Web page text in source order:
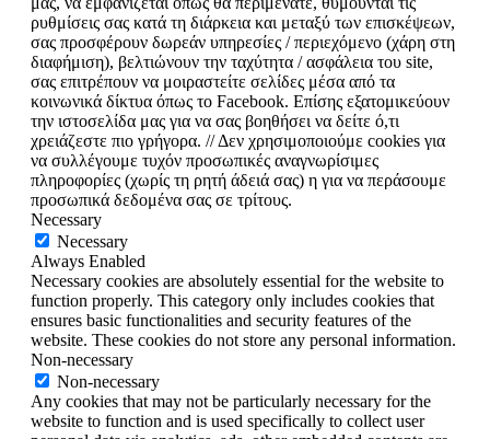
ρυθμίσεις σας κατά τη διάρκεια και μεταξύ των επισκέψεων,
σας προσφέρουν δωρεάν υπηρεσίες / περιεχόμενο (χάρη στη
διαφήμιση), βελτιώνουν την ταχύτητα / ασφάλεια του site,
σας επιτρέπουν να μοιραστείτε σελίδες μέσα από τα
κοινωνικά δίκτυα όπως το Facebook. Επίσης εξατομικεύουν
την ιστοσελίδα μας για να σας βοηθήσει να δείτε ό,τι
χρειάζεστε πιο γρήγορα. // Δεν χρησιμοποιούμε cookies για
να συλλέγουμε τυχόν προσωπικές αναγνωρίσιμες
πληροφορίες (χωρίς τη ρητή άδειά σας) η για να περάσουμε
προσωπικά δεδομένα σας σε τρίτους.
Necessary
Necessary
Always Enabled
Necessary cookies are absolutely essential for the website to
function properly. This category only includes cookies that
ensures basic functionalities and security features of the
website. These cookies do not store any personal information.
Non-necessary
Non-necessary
Any cookies that may not be particularly necessary for the
website to function and is used specifically to collect user